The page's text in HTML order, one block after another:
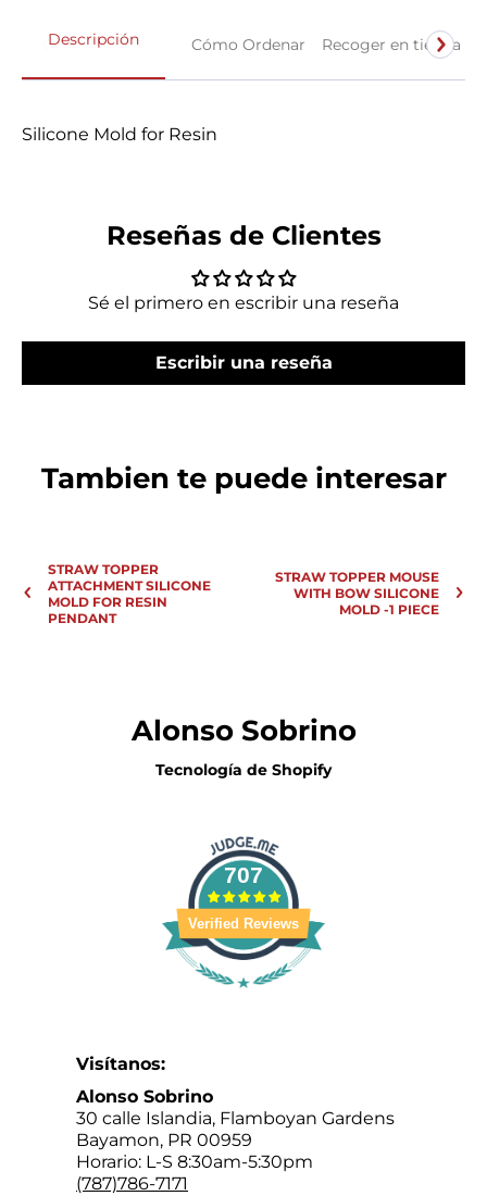
Descripción Cómo Ordenar Recoger en tienda
Silicone Mold for Resin
Reseñas de Clientes
Sé el primero en escribir una reseña
Escribir una reseña
Tambien te puede interesar
STRAW TOPPER
ATTACHMENT SILICONE
MOLD FOR RESIN
PENDANT
STRAW TOPPER MOUSE
WITH BOW SILICONE
MOLD -1 PIECE
Alonso Sobrino
Tecnología de Shopify
707
Verified Reviews
Visítanos:
Alonso Sobrino
30 calle Islandia, Flamboyan Gardens
Bayamon, PR 00959
Horario: L-S 8:30am-5:30pm
(787)786-7171